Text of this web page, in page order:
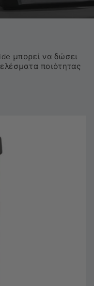
μπορεί να δώσει
ποιότητας